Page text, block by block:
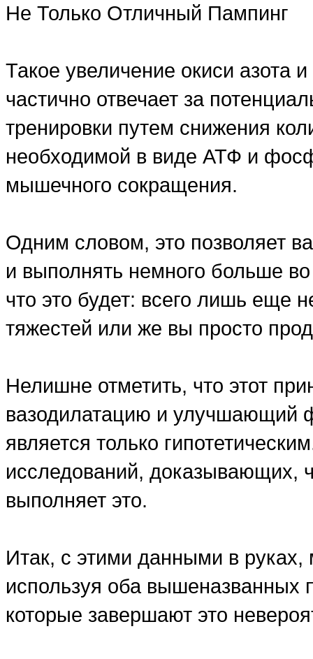
Не Только Отличный Пампинг
Такое увеличение окиси азота
частично отвечает за
тренировки путем снижения
необходимой в виде АТФ и
мышечного сокращения.
Одним словом, это позволяет
и выполнять немного больше
что это будет: всего лишь еще
тяжестей или же вы просто
Нелишне отметить, что этот
вазодилатацию и улучшающий
является только
исследований, доказывающих,
выполняет это.
Итак, с этими данными в руках,
используя оба вышеназванных
которые завершают это